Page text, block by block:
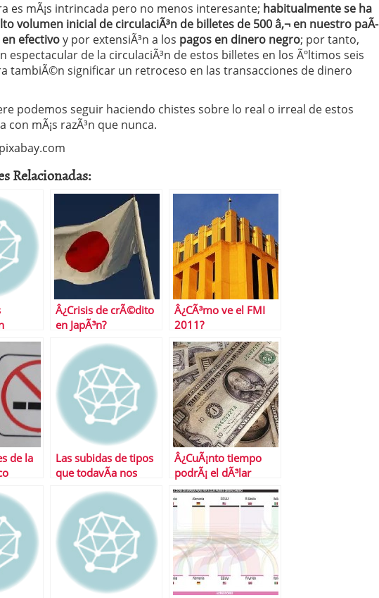
es mÃ¡s intrincada pero no menos interesante; habitualmente se ha
volumen inicial de circulaciÃ³n de billetes de 500 â‚¬ en nuestro paÃ­
efectivoy por extensiÃ³n a los pagos en dinero negro; por tanto,
espectacular de la circulaciÃ³n de estos billetes en los Ãºltimos seis
tambiÃ©n significar un retroceso en las transacciones de dinero
podemos seguir haciendo chistes sobre lo real o irreal de estos
con mÃ¡s razÃ³n que nunca.
Relacionadas:
Â¿Crisis de crÃ©dito
en JapÃ³n?
Â¿CÃ³mo ve el FMI
2011?
de la
Las subidas de tipos
que todavÃ­a nos
Â¿CuÃ¡nto tiempo
podrÃ¡ el dÃ³lar
seguir siendo el rey?